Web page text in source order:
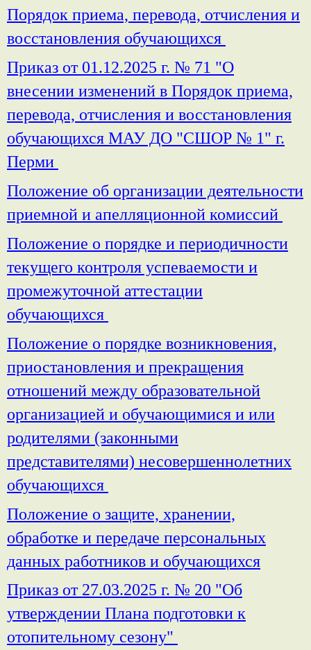
Порядок приема, перевода, отчисления и
восстановления обучающихся
Приказ от 01.12.2025 г. № 71 "О
внесении изменений в Порядок приема,
перевода, отчисления и восстановления
обучающихся МАУ ДО "СШОР № 1" г.
Перми
Положение об организации деятельности
приемной и апелляционной комиссий
Положение о порядке и периодичности
текущего контроля успеваемости и
промежуточной аттестации
обучающихся
Положение о порядке возникновения,
приостановления и прекращения
отношений между образовательной
организацией и обучающимися и или
родителями (законными
представителями) несовершеннолетних
обучающихся
Положение о защите, хранении,
обработке и передаче персональных
данных работников и обучающихся
Приказ от 27.03.2025 г. № 20 "Об
утверждении Плана подготовки к
отопительному сезону"